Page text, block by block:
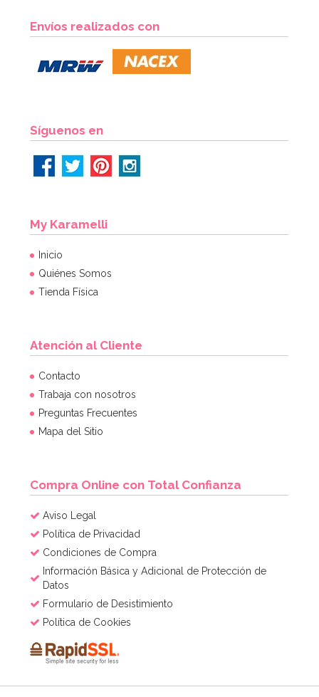
Envíos realizados con
Síguenos en
My Karamelli
Inicio
Quiénes Somos
Tienda Física
Atención al Cliente
Contacto
Trabaja con nosotros
Preguntas Frecuentes
Mapa del Sitio
Compra Online con Total Confianza
Aviso Legal
Política de Privacidad
Condiciones de Compra
Información Básica y Adicional de Protección de
Datos
Formulario de Desistimiento
Política de Cookies